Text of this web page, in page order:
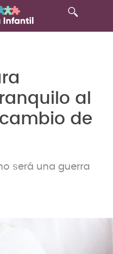
al
de
será una guerra